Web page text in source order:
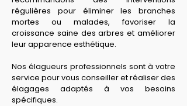
régulières pour éliminer les branches
mortes ou malades, favoriser la
croissance saine des arbres et améliorer
leur apparence esthétique.
Nos élagueurs professionnels sont à votre
service pour vous conseiller et réaliser des
élagages adaptés à vos besoins
spécifiques.